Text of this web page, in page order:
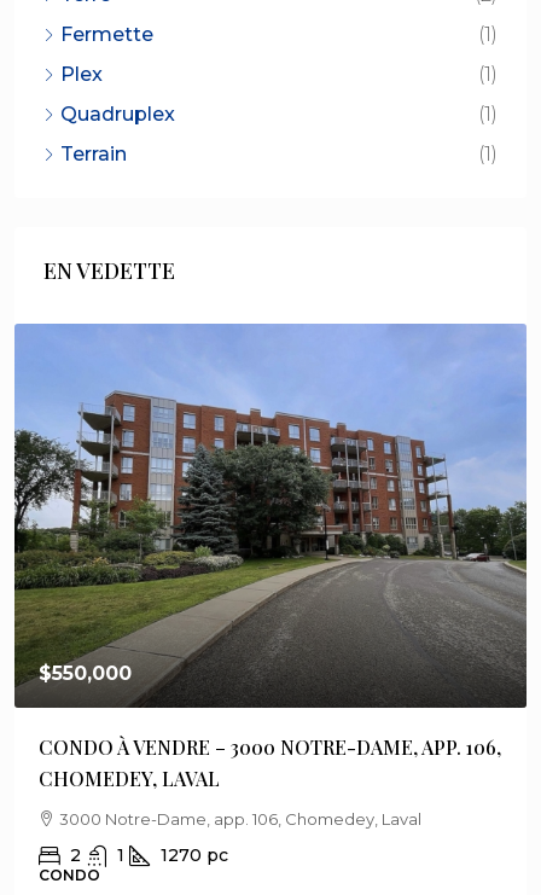
Fermette
(1)
Plex
(1)
Quadruplex
(1)
Terrain
(1)
EN VEDETTE
$750,000
MAISON À VENDRE – 1164 OMER-ADAM, DES
BOURGS, BELOEIL
1164 Omer-Adam, Des Bourgs, Beloeil
4 2 1360 pc
MAISON